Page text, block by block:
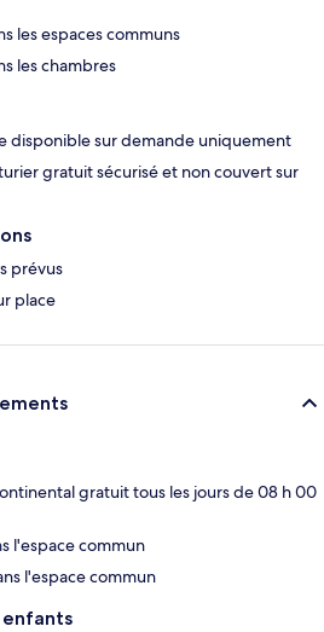
les espaces communs
les chambres
disponible sur demande uniquement
gratuit sécurisé et non couvert sur
prévus
place
gratuit tous les jours de 08 h 00
l'espace commun
l'espace commun
enfants